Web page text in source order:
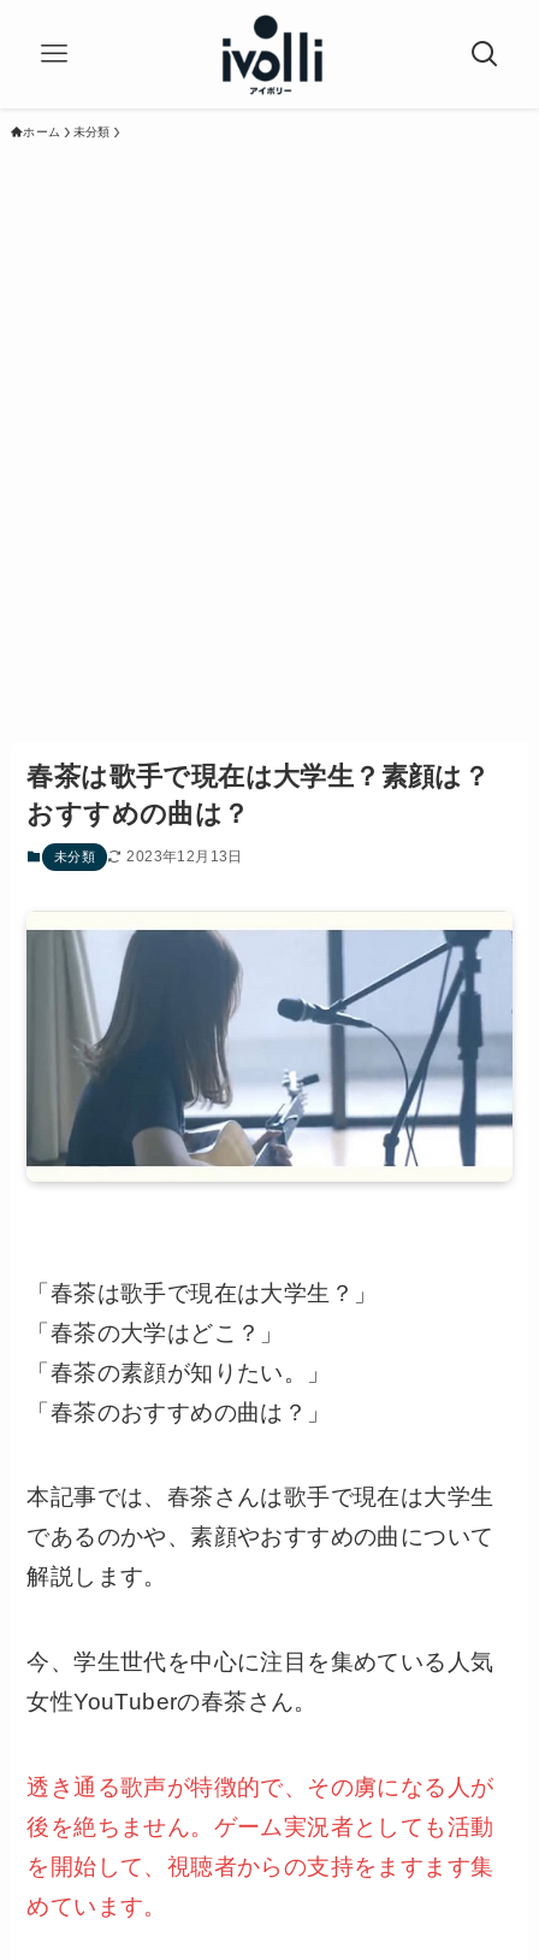
ホーム 未分類
春茶は歌手で現在は大学生？素顔は？
おすすめの曲は？
未分類 2023年12月13日
「春茶は歌手で現在は大学生？」
「春茶の大学はどこ？」
「春茶の素顔が知りたい。」
「春茶のおすすめの曲は？」
本記事では、春茶さんは歌手で現在は大学生
であるのかや、素顔やおすすめの曲について
解説します。
今、学生世代を中心に注目を集めている人気
女性YouTuberの春茶さん。
透き通る歌声が特徴的で、その虜になる人が
後を絶ちません。ゲーム実況者としても活動
を開始して、視聴者からの支持をますます集
めています。